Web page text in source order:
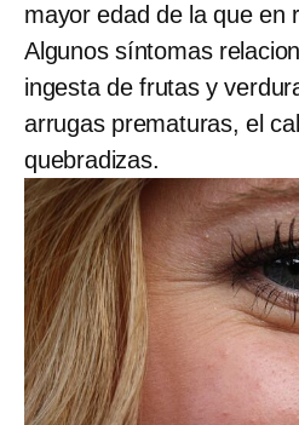
mayor edad de la que en
Algunos síntomas
ingesta de frutas y
arrugas prematuras, el
quebradizas.